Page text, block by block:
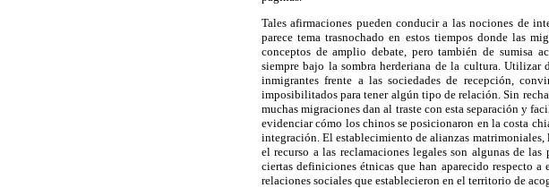
Tales afirmaciones pueden conducir a las nociones de
parece tema trasnochado en estos tiempos donde las
conceptos de amplio debate, pero también de sumisa
siempre bajo la sombra herderiana de la cultura. Utilizar
inmigrantes frente a las sociedades de recepción,
imposibilitados para tener algún tipo de relación. Sin
muchas migraciones dan al traste con esta separación y
evidenciar cómo los chinos se posicionaron en la costa
integración. El establecimiento de alianzas
el recurso a las reclamaciones legales son algunas de
ciertas definiciones étnicas que han aparecido respecto
relaciones sociales que establecieron en el territorio de